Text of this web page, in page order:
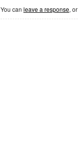
You can leave a response, or